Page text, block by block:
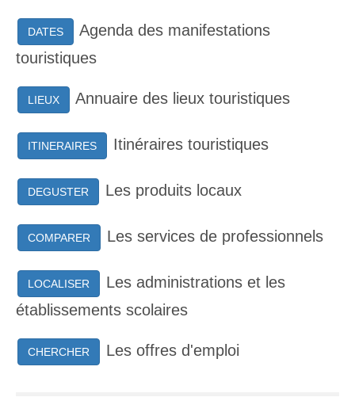
DATES
Agenda des manifestations
touristiques
LIEUX Annuaire des lieux touristiques
ITINERAIRES Itinéraires touristiques
DEGUSTER Les produits locaux
COMPARER Les services de professionnels
LOCALISER
Les administrations et les
établissements scolaires
CHERCHER Les offres d'emploi